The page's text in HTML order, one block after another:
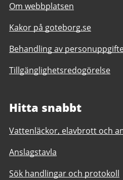
Om webbplatsen
Kakor på goteborg.se
Behandling av
Tillgänglighetsredogörelse
Hitta snabbt
Vattenläckor, elavbrott och
Anslagstavla
Sök handlingar och protokoll